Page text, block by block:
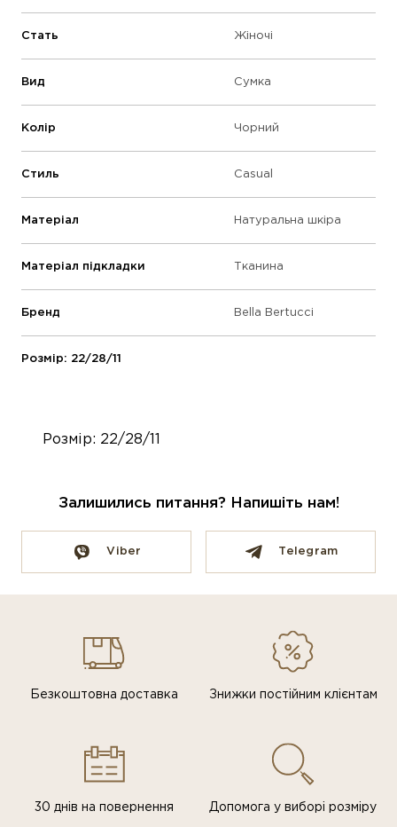
Стать Жіночі
Вид Сумка
Колір Чорний
Стиль Casual
Матеріал Натуральна шкіра
Матеріал підкладки Тканина
Бренд Bella Bertucci
Розмір: 22/28/11
Розмір: 22/28/11
Залишились питання? Напишіть нам!
Viber Telegram
Безкоштовна доставка Знижки постiйним клiєнтам
30 днів на повернення Допомога у виборі розміру